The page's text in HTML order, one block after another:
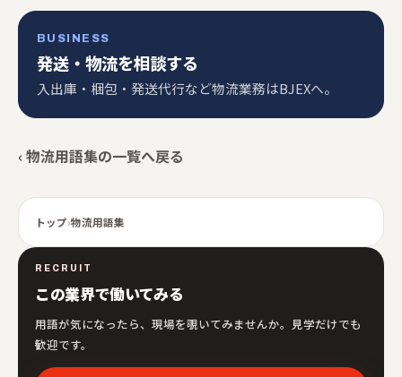
BUSINESS
発送・物流を相談する
入出庫・梱包・発送代行など物流業務はBJEXへ。
‹ 物流用語集の一覧へ戻る
トップ›物流用語集
RECRUIT
この業界で働いてみる
用語が気になったら、現場を覗いてみませんか。見学だけでも
歓迎です。